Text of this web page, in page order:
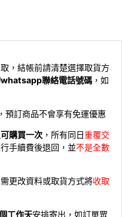
，結帳前請清楚選擇取貨方
聯絡電話號碼 ，如
預訂商品不會享有免運優惠
購買一次 ，所有同日重覆交
手續費後退回，並不是全數
更改資料或取貨方式將收取
工作天安排寄出，如訂單眾